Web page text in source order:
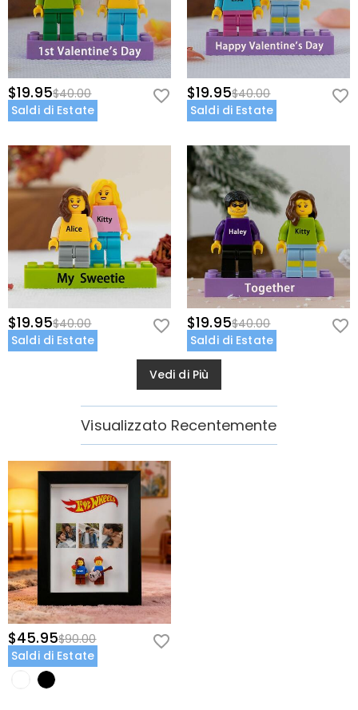
$19.95$40.00
Saldi di Estate
$19.95$40.00
Saldi di Estate
$19.95$40.00
Saldi di Estate
$19.95$40.00
Saldi di Estate
Vedi di Più
Visualizzato Recentemente
$45.95$90.00
Saldi di Estate